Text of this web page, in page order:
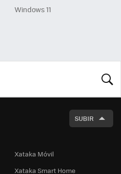
Windows 11
SUBIR
Xataka Móvil
Xataka Smart Home